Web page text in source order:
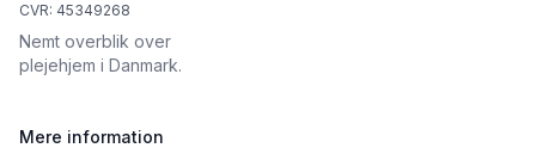
CVR: 45349268
Nemt overblik over
plejehjem i Danmark.
Mere information